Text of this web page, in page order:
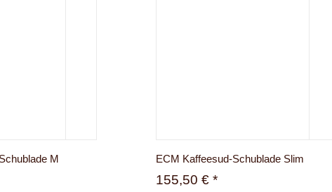
M ECM Kaffeesud-Schublade Slim
155,50 € *